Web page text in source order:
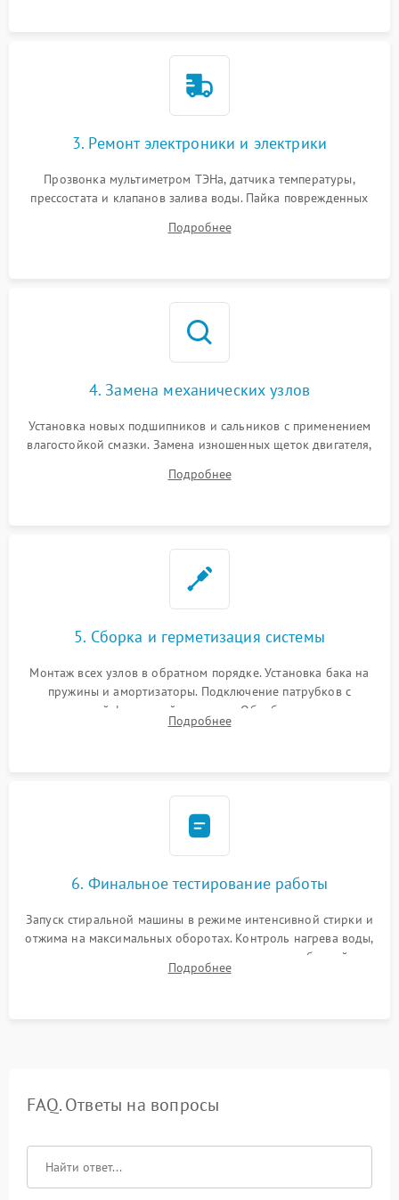
3. Ремонт электроники и электрики
Прозвонка мультиметром ТЭНа, датчика температуры,
прессостата и клапанов залива воды. Пайка поврежденных
Восстановление целостности проводки и контактов.
Подробнее
4. Замена механических узлов
Установка новых подшипников и сальников с применением
влагостойкой смазки. Замена изношенных щеток двигателя,
или поврежденной резиновой манжеты.
Подробнее
5. Сборка и герметизация системы
Монтаж всех узлов в обратном порядке. Установка бака на
пружины и амортизаторы. Подключение патрубков с
надежной фиксацией хомутами. Обработка стыков
герметиком для предотвращения возможных протечек воды.
Подробнее
6. Финальное тестирование работы
Запуск стиральной машины в режиме интенсивной стирки и
отжима на максимальных оборотах. Контроль нагрева воды,
корректности слива, отсутствия излишних вибраций,
посторонних стуков и протечек под корпусом.
Подробнее
FAQ. Ответы на вопросы